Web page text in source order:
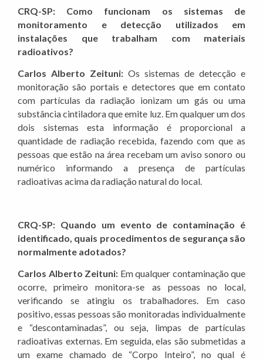
CRQ-SP: Como funcionam os sistemas de
monitoramento e detecção utilizados em
instalações que trabalham com materiais
radioativos?
Carlos Alberto Zeituni: Os sistemas de detecção e
monitoração são portais e detectores que em contato
com partículas da radiação ionizam um gás ou uma
substância cintiladora que emite luz. Em qualquer um dos
dois sistemas esta informação é proporcional a
quantidade de radiação recebida, fazendo com que as
pessoas que estão na área recebam um aviso sonoro ou
numérico informando a presença de partículas
radioativas acima da radiação natural do local.
CRQ-SP: Quando um evento de contaminação é
identificado, quais procedimentos de segurança são
normalmente adotados?
Carlos Alberto Zeituni: Em qualquer contaminação que
ocorre, primeiro monitora-se as pessoas no local,
verificando se atingiu os trabalhadores. Em caso
positivo, essas pessoas são monitoradas individualmente
e “descontaminadas”, ou seja, limpas de partículas
radioativas externas. Em seguida, elas são submetidas a
um exame chamado de “Corpo Inteiro”, no qual é